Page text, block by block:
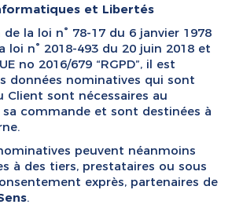
et Libertés
la loi n° 78-17 du 6 janvier 1978
loi n° 2018-493 du 20 juin 2018 et
no 2016/679 “RGPD”, il est
données nominatives qui sont
Client sont nécessaires au
commande et sont destinées à
peuvent néanmoins
à des tiers, prestataires ou sous
exprès, partenaires de
.